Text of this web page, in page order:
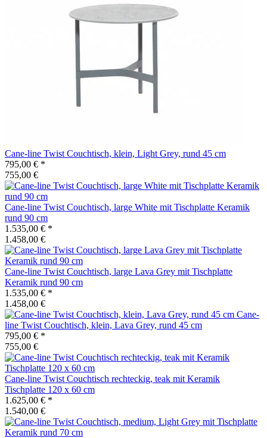
Cane-line Twist Couchtisch, klein, Light Grey, rund 45 cm
795,00 € *
755,00 €
Cane-line Twist Couchtisch, large White mit Tischplatte Keramik
rund 90 cm
1.535,00 € *
1.458,00 €
Cane-line Twist Couchtisch, large Lava Grey mit Tischplatte
Keramik rund 90 cm
1.535,00 € *
1.458,00 €
Cane-
line Twist Couchtisch, klein, Lava Grey, rund 45 cm
795,00 € *
755,00 €
Cane-line Twist Couchtisch rechteckig, teak mit Keramik
Tischplatte 120 x 60 cm
1.625,00 € *
1.540,00 €